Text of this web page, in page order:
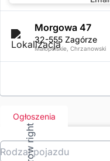
Morgowa 47
32-555 Zagórze
Małopolskie, Chrzanowski
Ogłoszenia
Rodzaj pojazdu